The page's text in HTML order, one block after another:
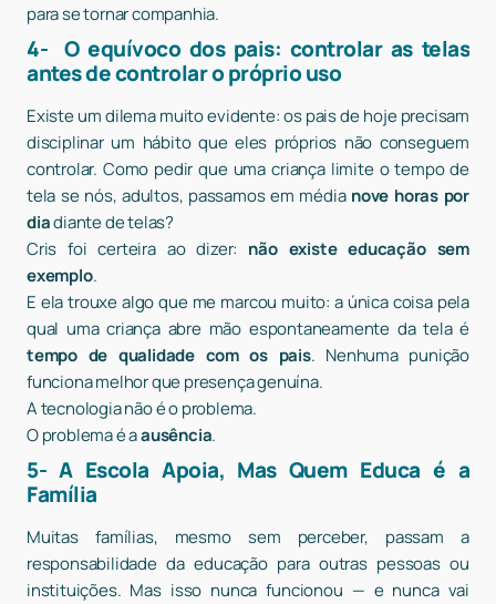
para se tornar companhia.
4- O equívoco dos pais: controlar as telas
antes de controlar o próprio uso
Existe um dilema muito evidente: os pais de hoje precisam
disciplinar um hábito que eles próprios não conseguem
controlar. Como pedir que uma criança limite o tempo de
tela se nós, adultos, passamos em média nove horas por
diadiante de telas?
Cris foi certeira ao dizer: não existe educação sem
exemplo.
E ela trouxe algo que me marcou muito: a única coisa pela
qual uma criança abre mão espontaneamente da tela é
tempo de qualidade com os pais. Nenhuma punição
funciona melhor que presença genuína.
A tecnologia não é o problema.
O problema é aausência.
5- A Escola Apoia, Mas Quem Educa é a
Família
Muitas famílias, mesmo sem perceber, passam a
responsabilidade da educação para outras pessoas ou
instituições. Mas isso nunca funcionou — e nunca vai